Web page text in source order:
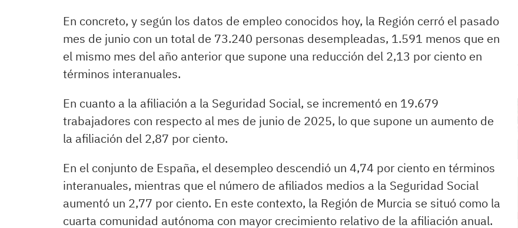
En concreto, y según los datos de empleo conocidos hoy, la Región cerró el pasado
mes de junio con un total de 73.240 personas desempleadas, 1.591 menos que en
el mismo mes del año anterior que supone una reducción del 2,13 por ciento en
términos interanuales.
En cuanto a la afiliación a la Seguridad Social, se incrementó en 19.679
trabajadores con respecto al mes de junio de 2025, lo que supone un aumento de
la afiliación del 2,87 por ciento.
En el conjunto de España, el desempleo descendió un 4,74 por ciento en términos
interanuales, mientras que el número de afiliados medios a la Seguridad Social
aumentó un 2,77 por ciento. En este contexto, la Región de Murcia se situó como la
cuarta comunidad autónoma con mayor crecimiento relativo de la afiliación anual.